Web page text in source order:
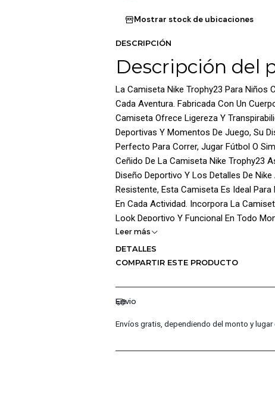
Mostrar stock de ubicaciones
DESCRIPCIÓN
Descripción del
La Camiseta Nike Trophy23 Para
Cada Aventura. Fabricada Con Un
Camiseta Ofrece Ligereza Y
Deportivas Y Momentos De Juego, Su
Perfecto Para Correr, Jugar Fútbol O
Ceñido De La Camiseta Nike Trophy23
Diseño Deportivo Y Los Detalles De
Resistente, Esta Camiseta Es Ideal
En Cada Actividad. Incorpora La
Look Deportivo Y Funcional En Todo
¡Ventajas De Comprar En Pacific Sport
Garantizando La Autenticidad Y
Distribuidores Autorizados: Somos
Garantía De 30 Días: Cada Compra
Leer más
DETALLES
COMPARTIR ESTE PRODUCTO
Envio
Envíos gratis, dependiendo del monto y